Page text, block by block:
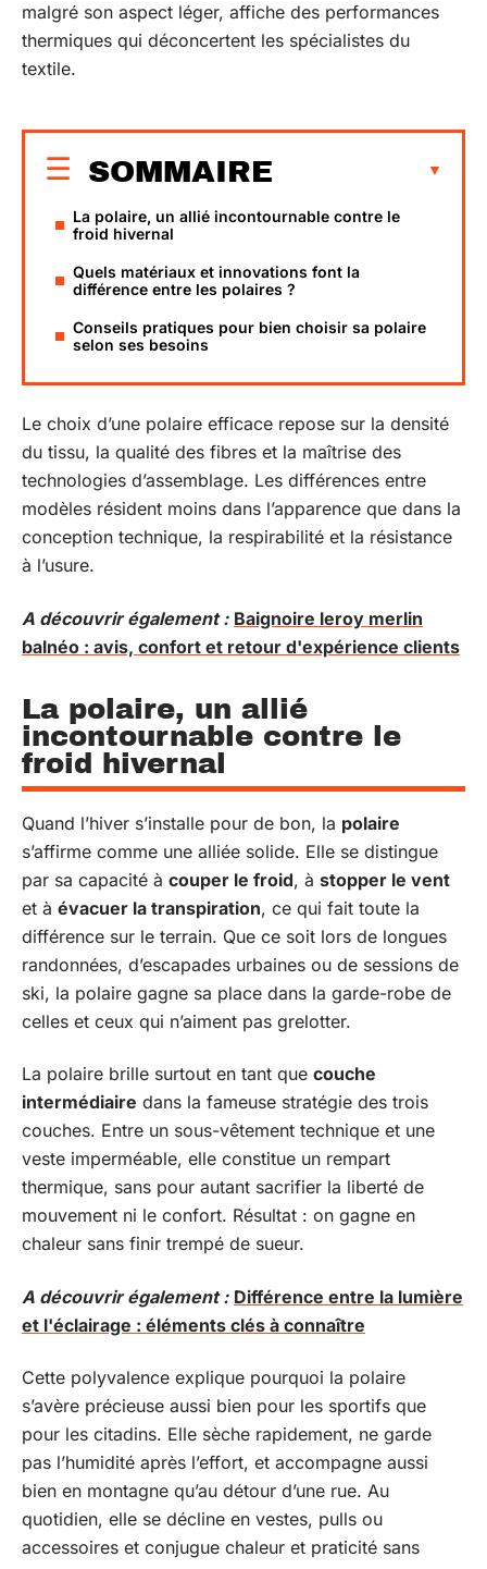
malgré son aspect léger, affiche des performances
thermiques qui déconcertent les spécialistes du
textile.
SOMMAIRE
La polaire, un allié incontournable contre le
froid hivernal
Quels matériaux et innovations font la
différence entre les polaires ?
Conseils pratiques pour bien choisir sa polaire
selon ses besoins
Le choix d’une polaire efficace repose sur la densité
du tissu, la qualité des fibres et la maîtrise des
technologies d’assemblage. Les différences entre
modèles résident moins dans l’apparence que dans la
conception technique, la respirabilité et la résistance
à l’usure.
A découvrir également : Baignoire leroy merlin
balnéo : avis, confort et retour d'expérience clients
La polaire, un allié
incontournable contre le
froid hivernal
Quand l’hiver s’installe pour de bon, la polaire
s’affirme comme une alliée solide. Elle se distingue
par sa capacité à couper le froid, à stopper le vent
et à évacuer la transpiration, ce qui fait toute la
différence sur le terrain. Que ce soit lors de longues
randonnées, d’escapades urbaines ou de sessions de
ski, la polaire gagne sa place dans la garde-robe de
celles et ceux qui n’aiment pas grelotter.
La polaire brille surtout en tant que couche
intermédiaire dans la fameuse stratégie des trois
couches. Entre un sous-vêtement technique et une
veste imperméable, elle constitue un rempart
thermique, sans pour autant sacrifier la liberté de
mouvement ni le confort. Résultat : on gagne en
chaleur sans finir trempé de sueur.
A découvrir également : Différence entre la lumière
et l'éclairage : éléments clés à connaître
Cette polyvalence explique pourquoi la polaire
s’avère précieuse aussi bien pour les sportifs que
pour les citadins. Elle sèche rapidement, ne garde
pas l’humidité après l’effort, et accompagne aussi
bien en montagne qu’au détour d’une rue. Au
quotidien, elle se décline en vestes, pulls ou
accessoires et conjugue chaleur et praticité sans